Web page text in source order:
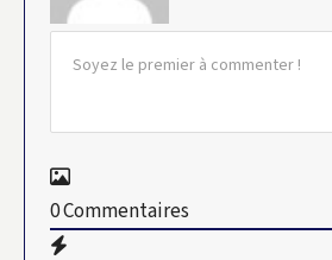
0Commentaires